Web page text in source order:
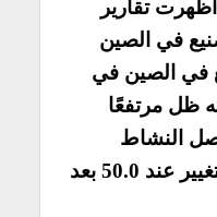
تقارير
في الصين
في الصين في
ظل مرتفعًا
النشاط
الصناعي إلى عتبة عدم التغيير عند 50.0 بعد